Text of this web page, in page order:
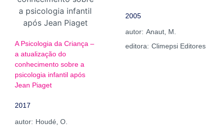
A Psicologia da Criança –
a atualização do
conhecimento sobre a
psicologia infantil após
Jean Piaget
2017
autor: Houdé, O.
2005
autor: Anaut, M.
editora: Climepsi Editores